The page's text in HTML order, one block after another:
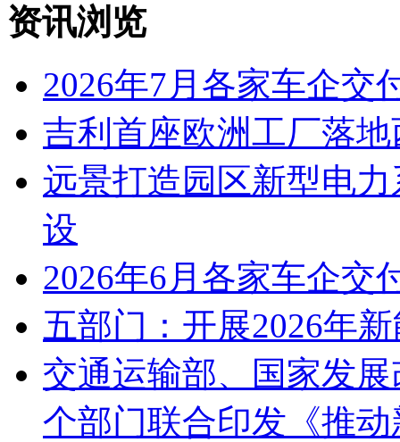
资讯浏览
2026年7月各家车企交
吉利首座欧洲工厂落
远景打造园区新型电
设
2026年6月各家车企交
五部门：开展2026年
交通运输部、国家发
个部门联合印发《推